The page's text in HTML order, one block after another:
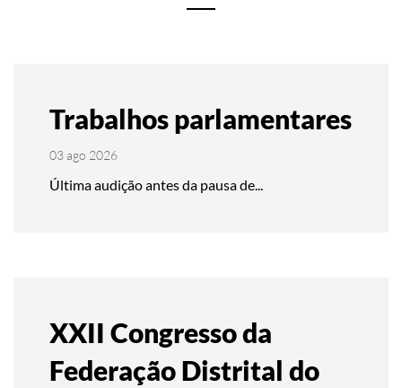
Trabalhos parlamentares
03 ago 2026
Última audição antes da pausa de...
XXII Congresso da
Federação Distrital do